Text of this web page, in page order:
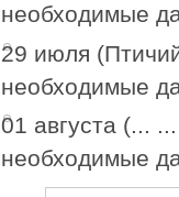
необходимые
29 июля
необходимые
01 августа (...
необходимые